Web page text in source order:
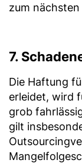
zum
7.
Die Haftung
erleidet, wird
grob
gilt